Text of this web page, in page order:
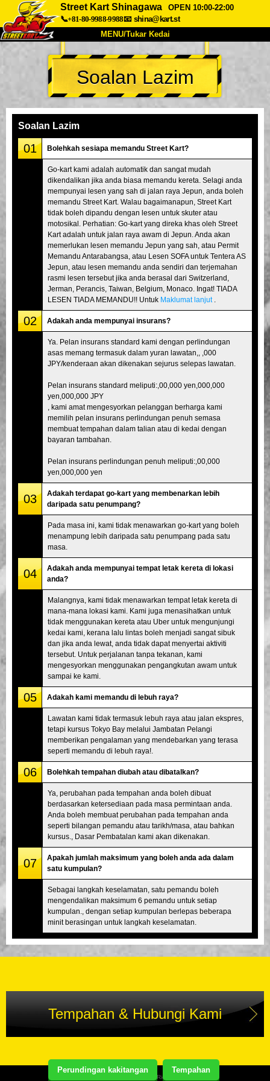
Street Kart Shinagawa
OPEN 10:00-22:00
📞+81-80-9988-9988📧 shina@kart.st
MENU/Tukar Kedai
UTAMA
Tentang Spesifikasi Harga
Syarikat
Tokyo Shinagawa Tokyo Akihabara#1
Tokyo Akihabara#2 Tokyo Shibuya
Tokyo Shibuya Annex Tokyo Bay
Tokyo Asakusa Osaka
Okinawa
Perundingan kakitangan Tempahan
Soalan Lazim
Soalan Lazim
01 Bolehkah sesiapa memandu Street Kart?
Go-kart kami adalah automatik dan sangat mudah
dikendalikan jika anda biasa memandu kereta. Selagi anda
mempunyai lesen yang sah di jalan raya Jepun, anda boleh
memandu Street Kart. Walau bagaimanapun, Street Kart
tidak boleh dipandu dengan lesen untuk skuter atau
motosikal. Perhatian: Go-kart yang direka khas oleh Street
Kart adalah untuk jalan raya awam di Jepun. Anda akan
memerlukan lesen memandu Jepun yang sah, atau Permit
Memandu Antarabangsa, atau Lesen SOFA untuk Tentera AS
Jepun, atau lesen memandu anda sendiri dan terjemahan
rasmi lesen tersebut jika anda berasal dari Switzerland,
Jerman, Perancis, Taiwan, Belgium, Monaco. Ingat! TIADA
LESEN TIADA MEMANDU!! Untuk Maklumat lanjut.
02 Adakah anda mempunyai insurans?
Ya. Pelan insurans standard kami dengan perlindungan
asas memang termasuk dalam yuran lawatan,, ,000
JPY/kenderaan akan dikenakan sejurus selepas lawatan.
Pelan insurans standard meliputi:,00,000 yen,000,000
yen,000,000 JPY
, kami amat mengesyorkan pelanggan berharga kami
memilih pelan insurans perlindungan penuh semasa
membuat tempahan dalam talian atau di kedai dengan
bayaran tambahan.
Pelan insurans perlindungan penuh meliputi:,00,000
yen,000,000 yen
03
Adakah terdapat go-kart yang membenarkan lebih
daripada satu penumpang?
Pada masa ini, kami tidak menawarkan go-kart yang boleh
menampung lebih daripada satu penumpang pada satu
masa.
04
Adakah anda mempunyai tempat letak kereta di lokasi
anda?
Malangnya, kami tidak menawarkan tempat letak kereta di
mana-mana lokasi kami. Kami juga menasihatkan untuk
tidak menggunakan kereta atau Uber untuk mengunjungi
kedai kami, kerana lalu lintas boleh menjadi sangat sibuk
dan jika anda lewat, anda tidak dapat menyertai aktiviti
tersebut. Untuk perjalanan tanpa tekanan, kami
mengesyorkan menggunakan pengangkutan awam untuk
sampai ke kami.
05 Adakah kami memandu di lebuh raya?
Lawatan kami tidak termasuk lebuh raya atau jalan ekspres,
tetapi kursus Tokyo Bay melalui Jambatan Pelangi
memberikan pengalaman yang mendebarkan yang terasa
seperti memandu di lebuh raya!.
06 Bolehkah tempahan diubah atau dibatalkan?
Ya, perubahan pada tempahan anda boleh dibuat
berdasarkan ketersediaan pada masa permintaan anda.
Anda boleh membuat perubahan pada tempahan anda
seperti bilangan pemandu atau tarikh/masa, atau bahkan
kursus., Dasar Pembatalan kami akan dikenakan.
07
Apakah jumlah maksimum yang boleh anda ada dalam
satu kumpulan?
Sebagai langkah keselamatan, satu pemandu boleh
mengendalikan maksimum 6 pemandu untuk setiap
kumpulan., dengan setiap kumpulan berlepas beberapa
minit berasingan untuk langkah keselamatan.
Tempahan & Hubungi Kami
Copyright(C) Street Kart Tour. All Rights Reserved.